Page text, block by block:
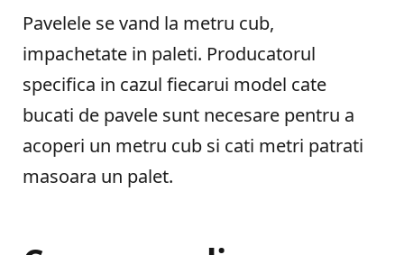
Pavelele se vand la metru cub,
impachetate in paleti. Producatorul
specifica in cazul fiecarui model cate
bucati de pavele sunt necesare pentru a
acoperi un metru cub si cati metri patrati
masoara un palet.